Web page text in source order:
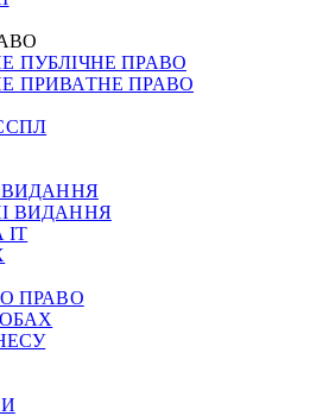
ПУБЛІЧНЕ ПРАВО
ПРИВАТНЕ ПРАВО
ВИДАННЯ
ВИДАННЯ
ІТ
ПРАВО